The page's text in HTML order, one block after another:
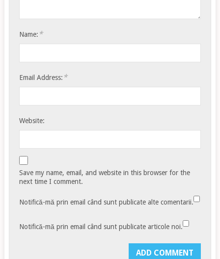
Name: *
Email Address: *
Website:
Save my name, email, and website in this browser for the
next time I comment.
Notifică-mă prin email când sunt publicate alte comentarii.
Notifică-mă prin email când sunt publicate articole noi.